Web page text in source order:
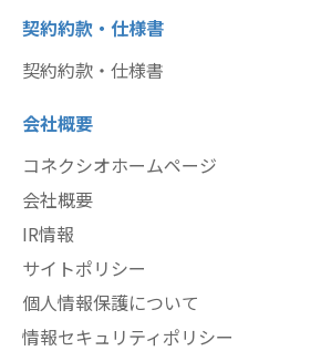
契約約款・仕様書
契約約款・仕様書
会社概要
コネクシオホームページ
会社概要
IR情報
サイトポリシー
個人情報保護について
情報セキュリティポリシー